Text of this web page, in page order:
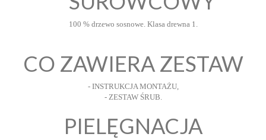
100 % drzewo sosnowe. Klasa drewna 1.
CO ZAWIERA ZESTAW
- INSTRUKCJA MONTAŻU,
- ZESTAW ŚRUB.
PIELĘGNACJA